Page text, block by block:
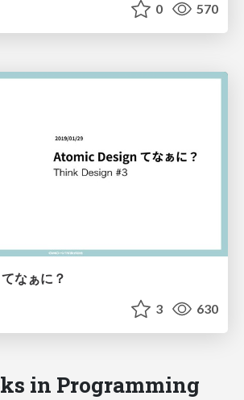
0 570
なぁに？
3 630
in Programming